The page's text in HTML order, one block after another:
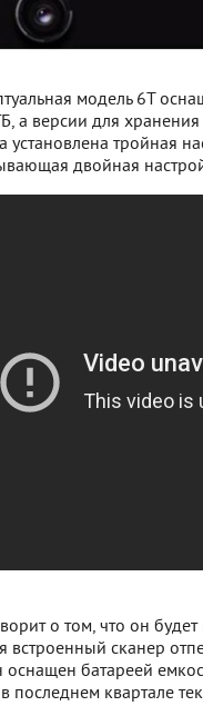
модель 6T
а версии для
установлена тройная
двойная
о том, что он
встроенный сканер
батареей
последнем квартале